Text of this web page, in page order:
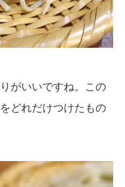
がいいですね。この
どれだけつけたもの